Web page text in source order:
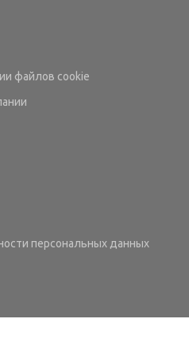
файлов cookie
персональных данных